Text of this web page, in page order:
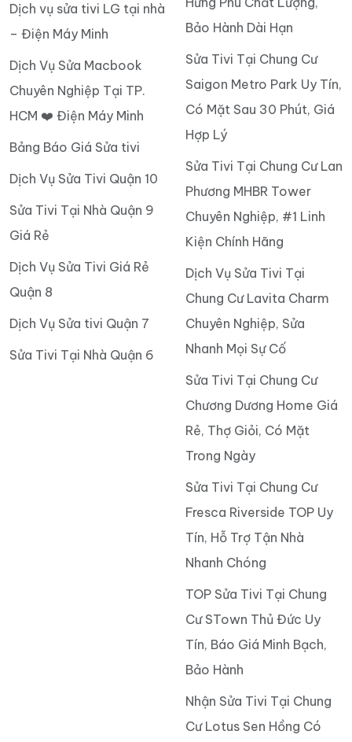
Dịch vụ sửa tivi LG tại nhà
– Điện Máy Minh
Dịch Vụ Sửa Macbook
Chuyên Nghiệp Tại TP.
HCM ❤️ Điện Máy Minh
Bảng Báo Giá Sửa tivi
Dịch Vụ Sửa Tivi Quận 10
Sửa Tivi Tại Nhà Quận 9
Giá Rẻ
Dịch Vụ Sửa Tivi Giá Rẻ
Quận 8
Dịch Vụ Sửa tivi Quận 7
Sửa Tivi Tại Nhà Quận 6
Bảo Hành Dài Hạn
Sửa Tivi Tại Chung Cư
Saigon Metro Park Uy Tín,
Có Mặt Sau 30 Phút, Giá
Hợp Lý
Sửa Tivi Tại Chung Cư Lan
Phương MHBR Tower
Chuyên Nghiệp, #1 Linh
Kiện Chính Hãng
Dịch Vụ Sửa Tivi Tại
Chung Cư Lavita Charm
Chuyên Nghiệp, Sửa
Nhanh Mọi Sự Cố
Sửa Tivi Tại Chung Cư
Chương Dương Home Giá
Rẻ, Thợ Giỏi, Có Mặt
Trong Ngày
Sửa Tivi Tại Chung Cư
Fresca Riverside TOP Uy
Tín, Hỗ Trợ Tận Nhà
Nhanh Chóng
TOP Sửa Tivi Tại Chung
Cư STown Thủ Đức Uy
Tín, Báo Giá Minh Bạch,
Bảo Hành
Nhận Sửa Tivi Tại Chung
Cư Lotus Sen Hồng Có